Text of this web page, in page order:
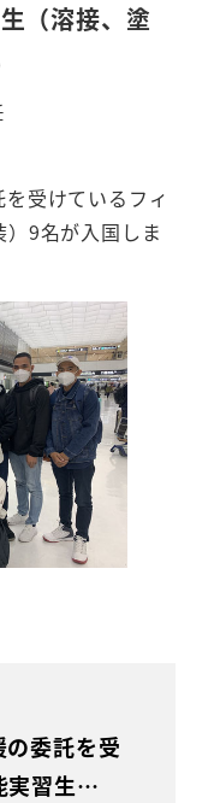
（溶接、塗
受けているフィ
9名が入国しま
委託を受
実習生…